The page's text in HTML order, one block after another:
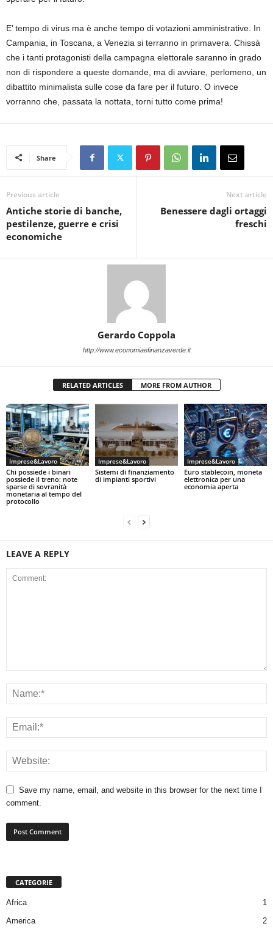
E’ tempo di virus ma è anche tempo di votazioni amministrative. In
Campania, in Toscana, a Venezia si terranno in primavera. Chissà
che i tanti protagonisti della campagna elettorale saranno in grado
non di rispondere a queste domande, ma di avviare, perlomeno, un
dibattito minimalista sulle cose da fare per il futuro. O invece
vorranno che, passata la nottata, torni tutto come prima!
Share
Previous article
Antiche storie di banche,
pestilenze, guerre e crisi
economiche
Next article
Benessere dagli ortaggi
freschi
Gerardo Coppola
http://www.economiaefinanzaverde.it
RELATED ARTICLES MORE FROM AUTHOR
Imprese&Lavoro
Chi possiede i binari
possiede il treno: note
sparse di sovranità
monetaria al tempo del
protocollo
Imprese&Lavoro
Sistemi di finanziamento
di impianti sportivi
Imprese&Lavoro
Euro stablecoin, moneta
elettronica per una
economia aperta
LEAVE A REPLY
Save my name, email, and website in this browser for the next time I
comment.
CATEGORIE
Africa
1
America
2